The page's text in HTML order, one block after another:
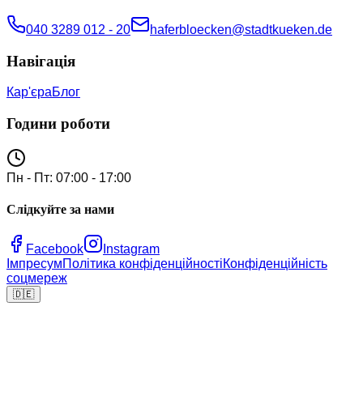
040 3289 012 - 20 haferbloecken@stadtkueken.de
Навігація
Кар'єраБлог
Години роботи
Пн - Пт: 07:00 - 17:00
Слідкуйте за нами
Facebook
Instagram
ІмпресумПолітика конфіденційностіКонфіденційність
соцмереж
🇩🇪